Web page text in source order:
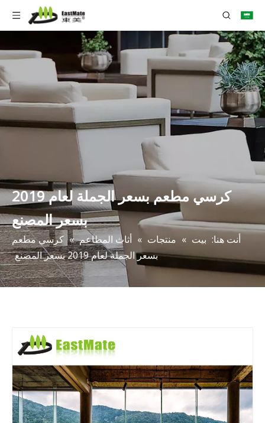
كرسي مطعم بسعر الجملة لعام 2019
بسعر المصنع
أنت هنا: بيت » منتجات » أثاث المطاعم » كرسي مطعم
بسعر الجملة لعام 2019 بسعر المصنع